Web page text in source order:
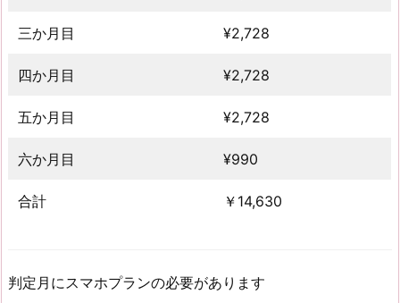
三か月目 ¥2,728
四か月目 ¥2,728
五か月目 ¥2,728
六か月目 ¥990
合計 ￥14,630
判定月にスマホプランの必要があります